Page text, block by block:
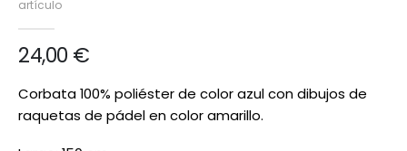
imágenes
artículo
24,00 €
Corbata 100% poliéster de color azul con dibujos de
raquetas de pádel en color amarillo.